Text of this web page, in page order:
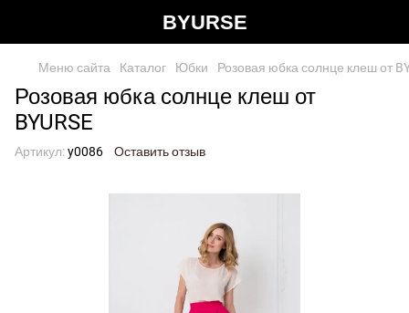
BYURSE
Меню сайта Каталог Юбки Розовая юбка солнце клеш от
Розовая юбка солнце клеш от
BYURSE
Артикул:y0086 Оставить отзыв